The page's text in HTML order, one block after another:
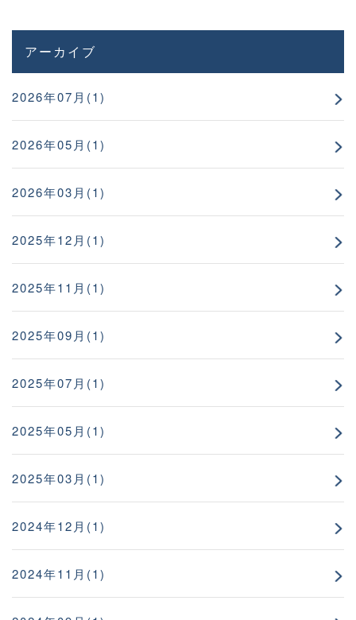
アーカイブ
2026年07月(1)
2026年05月(1)
2026年03月(1)
2025年12月(1)
2025年11月(1)
2025年09月(1)
2025年07月(1)
2025年05月(1)
2025年03月(1)
2024年12月(1)
2024年11月(1)